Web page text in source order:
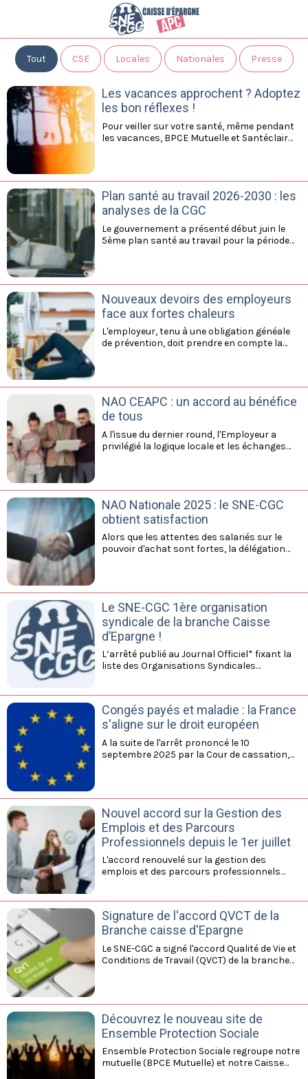
Tout CSE Locales Nationales Presse
Les vacances approchent ? Adoptez
les bon réflexes !
Pour veiller sur votre santé, même pendant
les vacances, BPCE Mutuelle et Santéclair
plaquette ci-jointe
Plan santé au travail 2026-2030 : les
analyses de la CGC
Le gouvernement a présenté début juin le
5ème plan santé au travail pour la période
Nouveaux devoirs des employeurs
face aux fortes chaleurs
L'employeur, tenu à une obligation généale
de prévention, doit prendre en compte la
NAO CEAPC : un accord au bénéfice
de tous
A l'issue du dernier round, l'Employeur a
privilégié la logique locale et les échanges
Caisse d'Epargne régionale. Pour lire, cliquez
sur la pièce jointe.
NAO Nationale 2025 : le SNE-CGC
obtient satisfaction
Alors que les attentes des salariés sur le
pouvoir d'achat sont fortes, la délégation
revalorisation de 1% des salaires de tous les
collaboraterus au 1er janvier 2026. Toutes
les infos dans le document en pièce jointe.
Le SNE-CGC 1ère organisation
syndicale de la branche Caisse
d’Epargne !
L’arrêté publié au Journal Officiel* fixant la
liste des Organisations Syndicales
première organisation syndicale dans la
Branche Caisse d’Épargne.
Congés payés et maladie : la France
s'aligne sur le droit européen
A la suite de l'arrêt prononcé le 10
septembre 2025 par la Cour de cassation,
Confédération.
Nouvel accord sur la Gestion des
Emplois et des Parcours
Professionnels depuis le 1er juillet
L'accord renouvelé sur la gestion des
emplois et des parcours professionnels
socle commun de politiques et de pratiques
de la gestion des emplois et des parcours
professionnels pour toutes les entités du
Groupe. Découvrez les principaux points et
retrouver l'accord en intégralité dans la
Signature de l'accord QVCT de la
Branche caisse d'Epargne
Le SNE-CGC a signé l'accord Qualité de Vie et
Conditions de Travail (QVCT) de la branche
qui est un enjeu stratégique au service de
l'attractivité, de la fidélisation des salariés et
de la preformance globale de l'entreprise.
Découvrez le nouveau site de
Ensemble Protection Sociale
Ensemble Protection Sociale regroupe notre
mutuelle (BPCE Mutuelle) et notre Caisse